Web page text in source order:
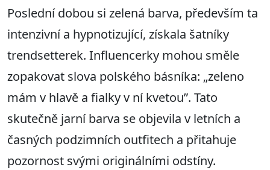
Poslední dobou si zelená barva, především ta
intenzivní a hypnotizující, získala šatníky
trendsetterek. Influencerky mohou směle
zopakovat slova polského básníka: „zeleno
mám v hlavě a fialky v ní kvetou”. Tato
skutečně jarní barva se objevila v letních a
časných podzimních outfitech a přitahuje
pozornost svými originálními odstíny.